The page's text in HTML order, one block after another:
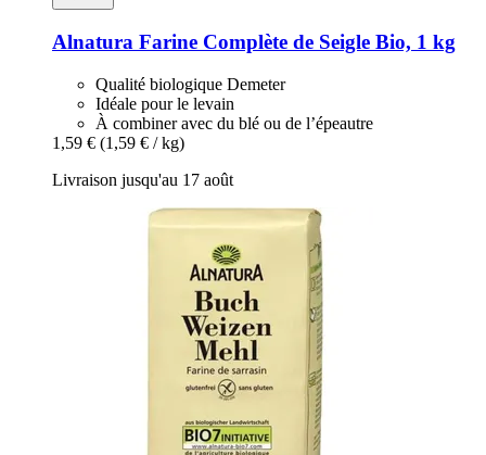
Alnatura Farine Complète de Seigle Bio, 1 kg
Qualité biologique Demeter
Idéale pour le levain
À combiner avec du blé ou de l’épeautre
1,59 € (1,59 € / kg)
Livraison jusqu'au 17 août